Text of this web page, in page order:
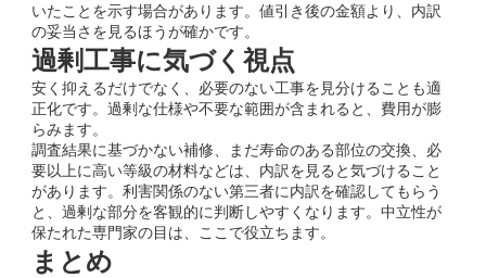
いたことを示す場合があります。値引き後の金額より、内訳
の妥当さを見るほうが確かです。
過剰工事に気づく視点
安く抑えるだけでなく、必要のない工事を見分けることも適
正化です。過剰な仕様や不要な範囲が含まれると、費用が膨
らみます。
調査結果に基づかない補修、まだ寿命のある部位の交換、必
要以上に高い等級の材料などは、内訳を見ると気づけること
があります。利害関係のない第三者に内訳を確認してもらう
と、過剰な部分を客観的に判断しやすくなります。中立性が
保たれた専門家の目は、ここで役立ちます。
まとめ